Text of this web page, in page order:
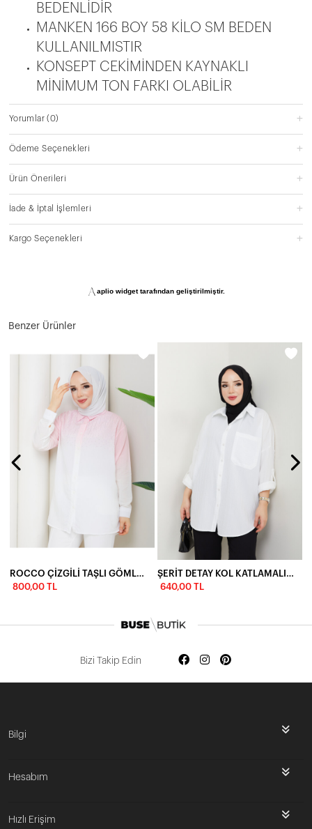
BEDENLİDİR
MANKEN 166 BOY 58 KİLO SM BEDEN
KULLANILMISTIR
KONSEPT CEKİMİNDEN KAYNAKLI
MİNİMUM TON FARKI OLABİLİR
Yorumlar(0)
Ödeme Seçenekleri
Ürün Önerileri
İade & İptal İşlemleri
Kargo Seçenekleri
aplio widget tarafından geliştirilmiştir.
Benzer Ürünler
800,00 TL
640,00 TL
Bizi Takip Edin
Bilgi
Hesabım
Hızlı Erişim